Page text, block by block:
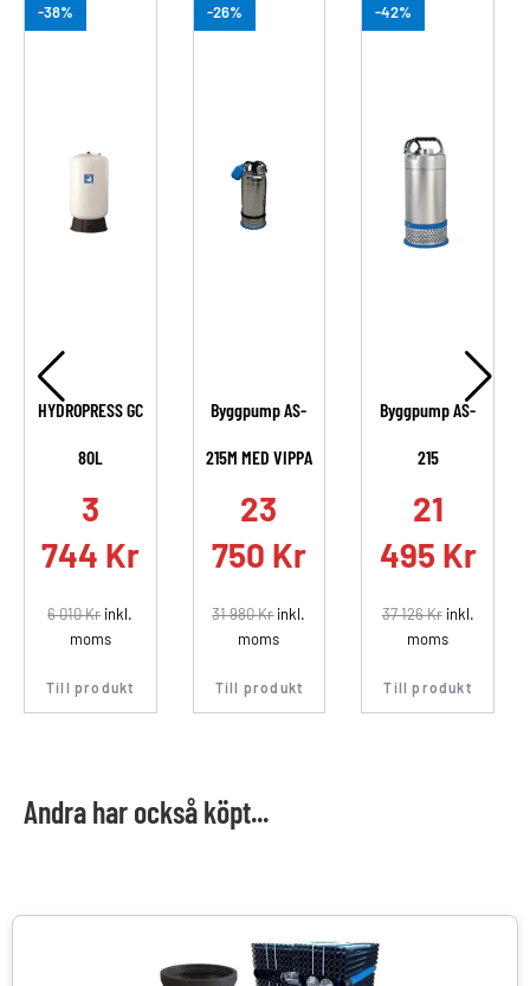
-38%
HYDROPRESS GC
80L
3
744 Kr
6 010Krinkl.
moms
Till produkt
-26%
Byggpump AS-
215M MED VIPPA
23
750 Kr
31 980Krinkl.
moms
Till produkt
-42%
Byggpump AS-
215
21
495 Kr
37 126Krinkl.
moms
Till produkt
Andra har också köpt...